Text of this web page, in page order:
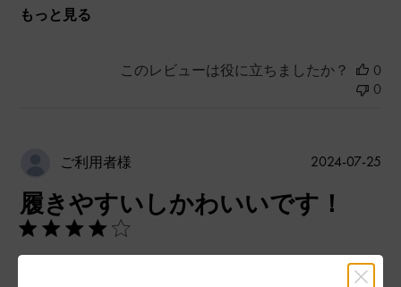
もっと見る
このレビューは役に立ちましたか？
0
0
ご利用者様
履きやすいしかわいいです！
とってもかわいいですが靴擦れしたため近所のサンダルとして
公
2024-07-25